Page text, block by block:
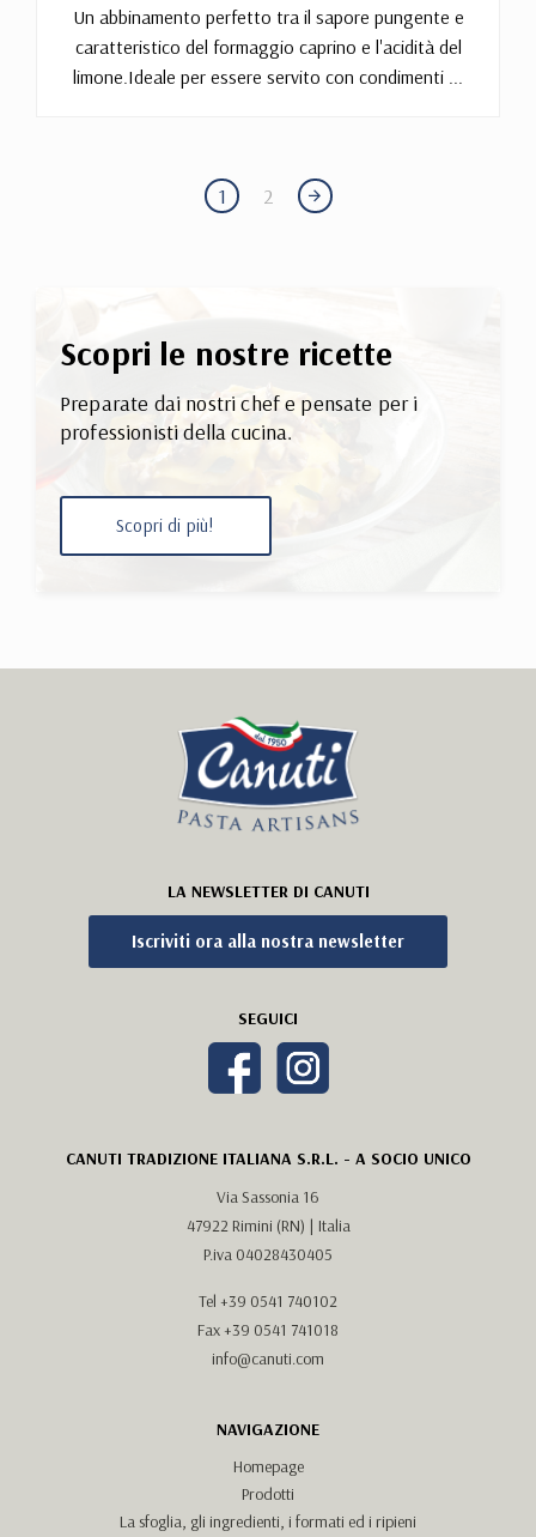
Un abbinamento perfetto tra il sapore pungente e
caratteristico del formaggio caprino e l'acidità del
limone.Ideale per essere servito con condimenti ...
1 2
Scopri le nostre ricette
Preparate dai nostri chef e pensate per i
professionisti della cucina.
Scopri di più!
LA NEWSLETTER DI CANUTI
Iscriviti ora alla nostra newsletter
SEGUICI
CANUTI TRADIZIONE ITALIANA S.R.L. - A SOCIO UNICO
Via Sassonia 16
47922 Rimini (RN) | Italia
P.iva 04028430405
Tel +39 0541 740102
Fax +39 0541 741018
info@canuti.com
NAVIGAZIONE
Homepage
Prodotti
La sfoglia, gli ingredienti, i formati ed i ripieni